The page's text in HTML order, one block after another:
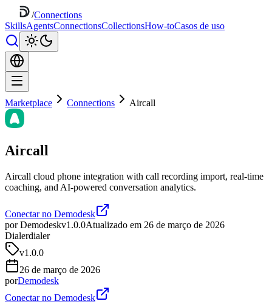
/Connections
SkillsAgentsConnectionsCollectionsHow-toCasos de uso
Marketplace Connections Aircall
Aircall
Aircall cloud phone integration with call recording import, real-time
coaching, and AI-powered conversation analytics.
Conectar no Demodesk
por Demodeskv1.0.0Atualizado em 26 de março de 2026
Dialerdialer
v1.0.0
26 de março de 2026
porDemodesk
Conectar no Demodesk